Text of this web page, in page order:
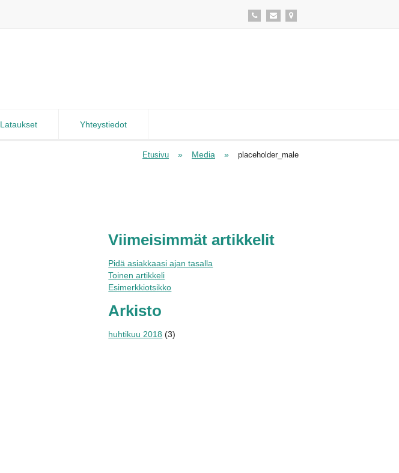
Lataukset Yhteystiedot
Etusivu » Media » placeholder_male
Viimeisimmät artikkelit
Pidä asiakkaasi ajan tasalla
Toinen artikkeli
Esimerkkiotsikko
Arkisto
huhtikuu 2018 (3)